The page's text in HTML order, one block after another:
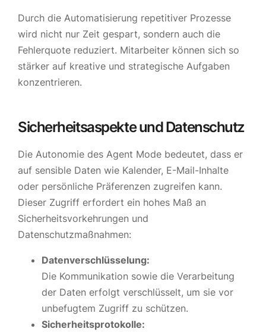
Durch die Automatisierung repetitiver Prozesse
wird nicht nur Zeit gespart, sondern auch die
Fehlerquote reduziert. Mitarbeiter können sich so
stärker auf kreative und strategische Aufgaben
konzentrieren.
Sicherheitsaspekte und Datenschutz
Die Autonomie des Agent Mode bedeutet, dass er
auf sensible Daten wie Kalender, E-Mail-Inhalte
oder persönliche Präferenzen zugreifen kann.
Dieser Zugriff erfordert ein hohes Maß an
Sicherheitsvorkehrungen und
Datenschutzmaßnahmen:
Datenverschlüsselung:
Die Kommunikation sowie die Verarbeitung
der Daten erfolgt verschlüsselt, um sie vor
unbefugtem Zugriff zu schützen.
Sicherheitsprotokolle: